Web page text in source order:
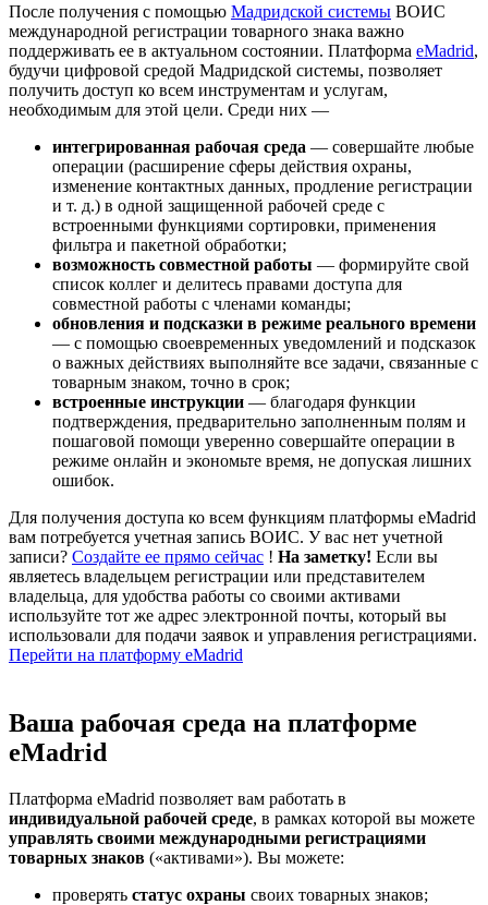
После получения с помощью Мадридской системы ВОИС
международной регистрации товарного знака важно
поддерживать ее в актуальном состоянии. Платформа eMadrid,
будучи цифровой средой Мадридской системы, позволяет
получить доступ ко всем инструментам и услугам,
необходимым для этой цели. Среди них —
интегрированная рабочая среда — совершайте любые
операции (расширение сферы действия охраны,
изменение контактных данных, продление регистрации
и т. д.) в одной защищенной рабочей среде с
встроенными функциями сортировки, применения
фильтра и пакетной обработки;
возможность совместной работы — формируйте свой
список коллег и делитесь правами доступа для
совместной работы с членами команды;
обновления и подсказки в режиме реального времени
— с помощью своевременных уведомлений и подсказок
о важных действиях выполняйте все задачи, связанные с
товарным знаком, точно в срок;
встроенные инструкции — благодаря функции
подтверждения, предварительно заполненным полям и
пошаговой помощи уверенно совершайте операции в
режиме онлайн и экономьте время, не допуская лишних
ошибок.
Для получения доступа ко всем функциям платформы eMadrid
вам потребуется учетная запись ВОИС. У вас нет учетной
записи? Создайте ее прямо сейчас ! На заметку! Если вы
являетесь владельцем регистрации или представителем
владельца, для удобства работы со своими активами
используйте тот же адрес электронной почты, который вы
использовали для подачи заявок и управления регистрациями.
Перейти на платформу eMadrid
Ваша рабочая среда на платформе
eMadrid
Платформа eMadrid позволяет вам работать в
индивидуальной рабочей среде, в рамках которой вы можете
управлять своими международными регистрациями
товарных знаков («активами»). Вы можете:
проверять статус охраны своих товарных знаков;